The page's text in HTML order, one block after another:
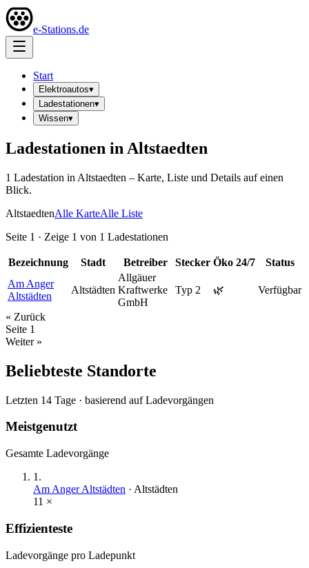
e-Stations.de
Start
Elektroautos▾
Ladestationen▾
Wissen▾
Ladestationen in Altstaedten
1 Ladestation in Altstaedten – Karte, Liste und Details auf einen
Blick.
AltstaedtenAlle KarteAlle Liste
Seite 1 · Zeige 1 von 1 Ladestationen
Bezeichnung Stadt Betreiber Stecker Öko 24/7
Status
Am Anger
Altstädten
Altstädten
Allgäuer
Kraftwerke
GmbH
Typ 2 🌿 Verfügbar
« Zurück
Seite 1
Weiter »
Beliebteste Standorte
Letzten 14 Tage · basierend auf Ladevorgängen
Meistgenutzt
Gesamte Ladevorgänge
1 .
Am Anger Altstädten · Altstädten
11 ×
Effizienteste
Ladevorgänge pro Ladepunkt